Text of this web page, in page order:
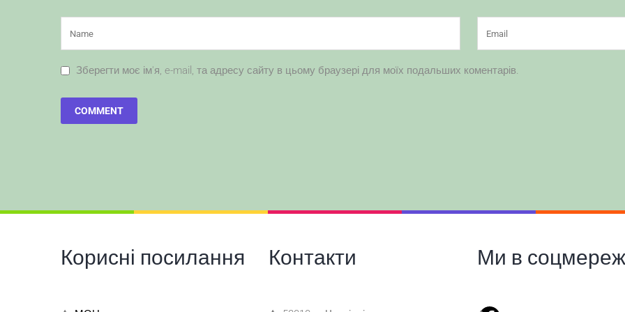
Зберегти моє ім'я, e-mail, та адресу сайту в цьому браузері для моїх подальших коментарів.
Корисні посилання Контакти Ми в